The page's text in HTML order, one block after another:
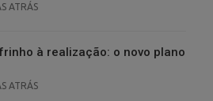
ATRÁS
à realização: o novo plano
ATRÁS